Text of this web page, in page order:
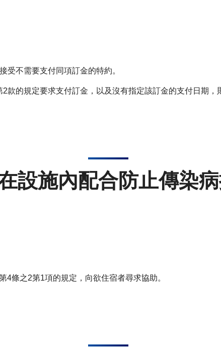
受不需要支付同項訂金的特約。
款的規定要求支付訂金，以及沒有指定該訂金的支付日期，
設施內配合防止傳染
條之2第1項的規定，向欲住宿者尋求協助。